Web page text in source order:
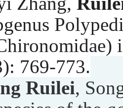
769-773.
Ruilei,